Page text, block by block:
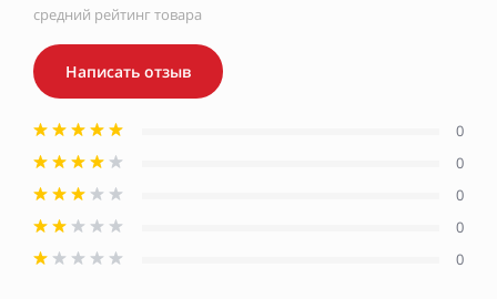
средний рейтинг товара
Написать отзыв
0
0
0
0
0